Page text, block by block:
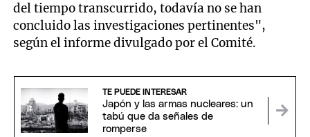
del tiempo transcurrido, todavía no se han
concluido las investigaciones pertinentes",
según el informe divulgado por el Comité.
TE PUEDE INTERESAR
Japón y las armas nucleares: un
tabú que da señales de
romperse